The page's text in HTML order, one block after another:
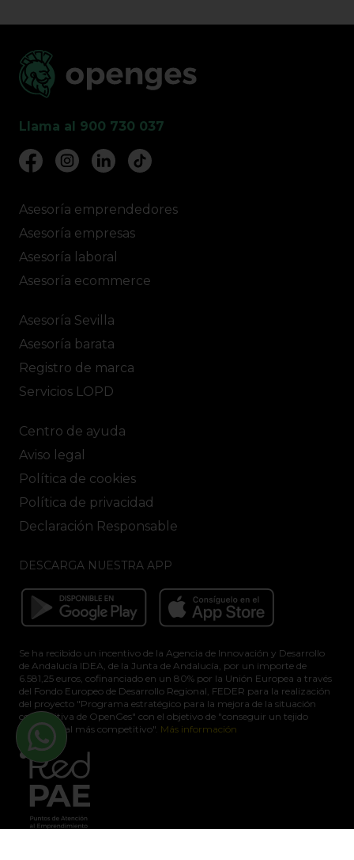
Llama al 900 730 037
Asesoría emprendedores
Asesoría empresas
Asesoría laboral
Asesoría ecommerce
Asesoría Sevilla
Asesoría barata
Registro de marca
Servicios LOPD
Centro de ayuda
Aviso legal
Política de cookies
Política de privacidad
Declaración Responsable
DESCARGA NUESTRA APP
Se ha recibido un incentivo de la Agencia de Innovación y Desarrollo
de Andalucía IDEA, de la Junta de Andalucía, por un importe de
6.581,25 euros, cofinanciado en un 80% por la Unión Europea a través
del Fondo Europeo de Desarrollo Regional, FEDER para la realización
del proyecto "Programa estratégico para la mejora de la situación
competitiva de OpenGes" con el objetivo de "conseguir un tejido
empresarial más competitivo". Más información